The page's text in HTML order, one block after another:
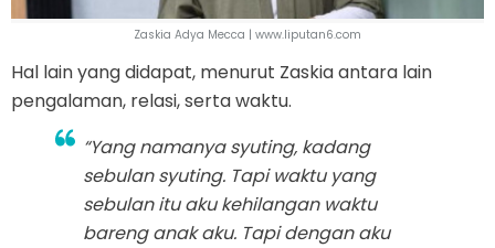
Zaskia Adya Mecca | www.liputan6.com
Hal lain yang didapat, menurut Zaskia antara lain
pengalaman, relasi, serta waktu.
“Yang namanya syuting, kadang
sebulan syuting. Tapi waktu yang
sebulan itu aku kehilangan waktu
bareng anak aku. Tapi dengan aku